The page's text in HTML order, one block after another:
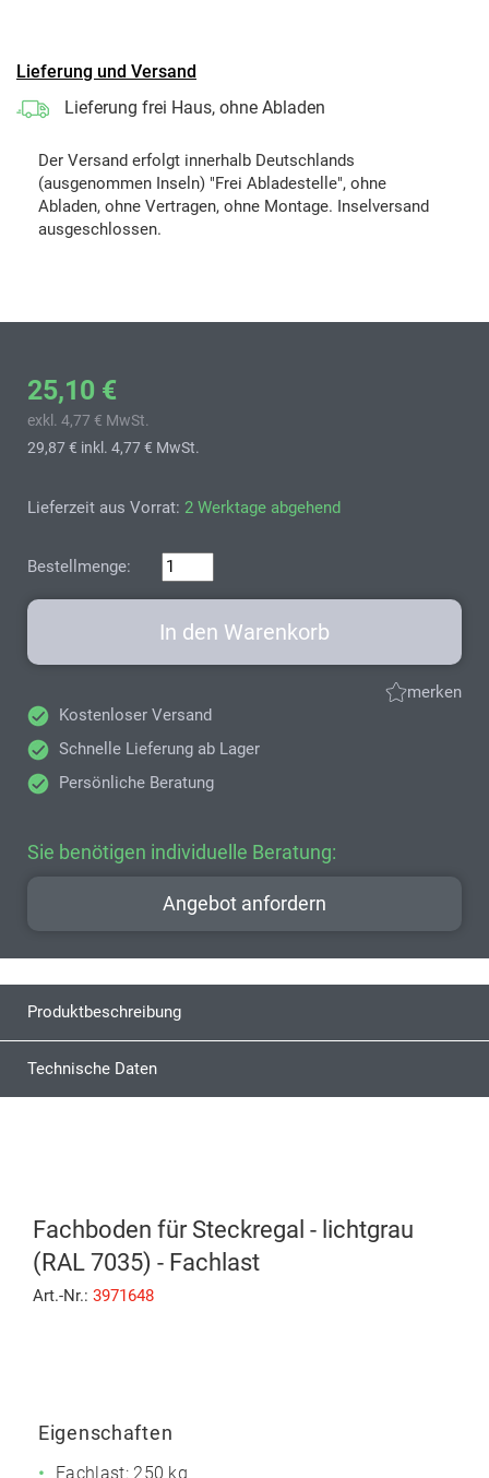
Lieferung und Versand
Lieferung frei Haus, ohne Abladen
Der Versand erfolgt innerhalb Deutschlands
(ausgenommen Inseln) "Frei Abladestelle", ohne
Abladen, ohne Vertragen, ohne Montage. Inselversand
ausgeschlossen.
25,10 €
exkl. 4,77 € MwSt.
29,87 € inkl. 4,77 € MwSt.
Lieferzeit aus Vorrat: 2 Werktage abgehend
Bestellmenge:
In den Warenkorb
merken
Kostenloser Versand
Schnelle Lieferung ab Lager
Persönliche Beratung
Sie benötigen individuelle Beratung:
Angebot anfordern
Produktbeschreibung
Technische Daten
Fachboden für Steckregal - lichtgrau
(RAL 7035) - Fachlast
Art.-Nr.: 3971648
Eigenschaften
Fachlast: 250 kg